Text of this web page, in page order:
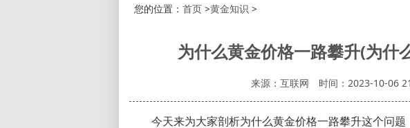
您的位置： 首页>黄金知识 >
为什么黄金价格一路攀升(为什
来源：互联网 时间：2023-10-06
今天来为大家剖析为什么黄金价格一路攀升这个问